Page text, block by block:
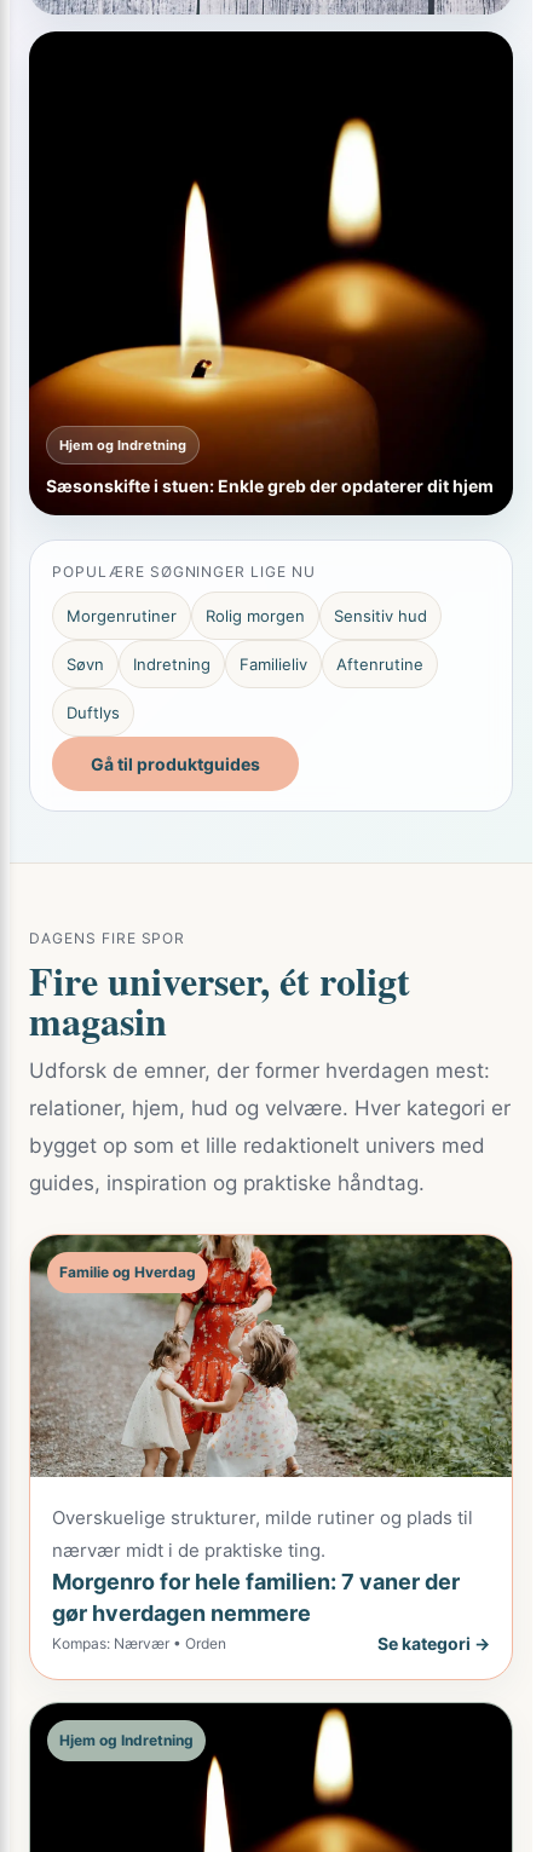
Hjem og Indretning
Sæsonskifte i stuen: Enkle greb der opdaterer dit hjem
POPULÆRE SØGNINGER LIGE NU
Morgenrutiner Rolig morgen Sensitiv hud
Søvn Indretning Familieliv Aftenrutine
Duftlys
Gå til produktguides
DAGENS FIRE SPOR
Fire universer, ét roligt
magasin
Udforsk de emner, der former hverdagen mest:
relationer, hjem, hud og velvære. Hver kategori er
bygget op som et lille redaktionelt univers med
guides, inspiration og praktiske håndtag.
Familie og Hverdag
Overskuelige strukturer, milde rutiner og plads til
nærvær midt i de praktiske ting.
Morgenro for hele familien: 7 vaner der
gør hverdagen nemmere
Kompas: Nærvær • Orden Se kategori →
Hjem og Indretning